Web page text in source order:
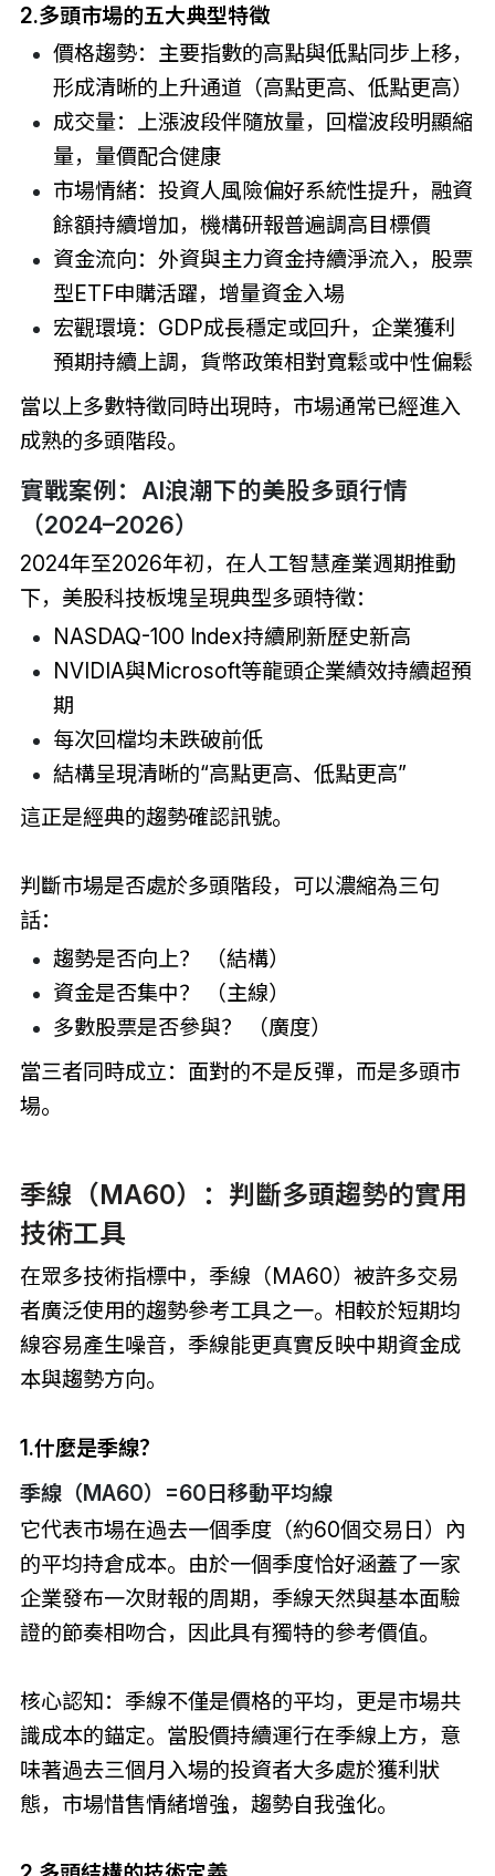
2.多頭市場的五大典型特徵
價格趨勢：主要指數的高點與低點同步上移，
形成清晰的上升通道（高點更高、低點更高）
成交量：上漲波段伴隨放量，回檔波段明顯縮
量，量價配合健康
市場情緒：投資人風險偏好系統性提升，融資
餘額持續增加，機構研報普遍調高目標價
資金流向：外資與主力資金持續淨流入，股票
型ETF申購活躍，增量資金入場
宏觀環境：GDP成長穩定或回升，企業獲利
預期持續上調，貨幣政策相對寬鬆或中性偏鬆
當以上多數特徵同時出現時，市場通常已經進入
成熟的多頭階段。
實戰案例：AI浪潮下的美股多頭行情
（2024–2026）
2024年至2026年初，在人工智慧產業週期推動
下，美股科技板塊呈現典型多頭特徵：
NASDAQ-100 Index持續刷新歷史新高
NVIDIA與Microsoft等龍頭企業績效持續超預
期
每次回檔均未跌破前低
結構呈現清晰的“高點更高、低點更高”
這正是經典的趨勢確認訊號。
判斷市場是否處於多頭階段，可以濃縮為三句
話：
趨勢是否向上？ （結構）
資金是否集中？ （主線）
多數股票是否參與？ （廣度）
當三者同時成立：面對的不是反彈，而是多頭市
場。
季線（MA60）：判斷多頭趨勢的實用
技術工具
在眾多技術指標中，季線（MA60）被許多交易
者廣泛使用的趨勢參考工具之一。相較於短期均
線容易產生噪音，季線能更真實反映中期資金成
本與趨勢方向。
1.什麼是季線？
季線（MA60）=60日移動平均線
它代表市場在過去一個季度（約60個交易日）內
的平均持倉成本。由於一個季度恰好涵蓋了一家
企業發布一次財報的周期，季線天然與基本面驗
證的節奏相吻合，因此具有獨特的參考價值。
核心認知：季線不僅是價格的平均，更是市場共
識成本的錨定。當股價持續運行在季線上方，意
味著過去三個月入場的投資者大多處於獲利狀
態，市場惜售情緒增強，趨勢自我強化。